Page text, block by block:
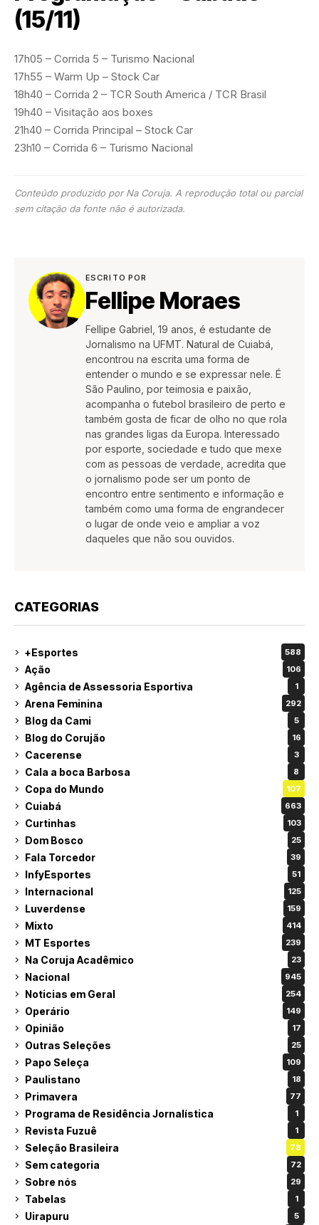
(15/11)
17h05 – Corrida 5 – Turismo Nacional
17h55 – Warm Up – Stock Car
18h40 – Corrida 2 – TCR South America / TCR Brasil
19h40 – Visitação aos boxes
21h40 – Corrida Principal – Stock Car
23h10 – Corrida 6 – Turismo Nacional
Conteúdo produzido por Na Coruja. A reprodução total ou parcial
sem citação da fonte não é autorizada.
ESCRITO POR
Fellipe Moraes
Fellipe Gabriel, 19 anos, é estudante de
Jornalismo na UFMT. Natural de Cuiabá,
encontrou na escrita uma forma de
entender o mundo e se expressar nele. É
São Paulino, por teimosia e paixão,
acompanha o futebol brasileiro de perto e
também gosta de ficar de olho no que rola
nas grandes ligas da Europa. Interessado
por esporte, sociedade e tudo que mexe
com as pessoas de verdade, acredita que
o jornalismo pode ser um ponto de
encontro entre sentimento e informação e
também como uma forma de engrandecer
o lugar de onde veio e ampliar a voz
daqueles que não sou ouvidos.
CATEGORIAS
+Esportes 588
Ação 106
Agência de Assessoria Esportiva 1
Arena Feminina 292
Blog da Cami 5
Blog do Corujão 16
Cacerense 3
Cala a boca Barbosa 8
Copa do Mundo 107
Cuiabá 663
Curtinhas 103
Dom Bosco 25
Fala Torcedor 39
InfyEsportes 51
Internacional 125
Luverdense 159
Mixto 414
MT Esportes 239
Na Coruja Acadêmico 23
Nacional 945
Noticias em Geral 254
Operário 149
Opinião 17
Outras Seleções 25
Papo Seleça 109
Paulistano 18
Primavera 77
Programa de Residência Jornalística 1
Revista Fuzuê 1
Seleção Brasileira 78
Sem categoria 72
Sobre nós 29
Tabelas 1
Uirapuru 5